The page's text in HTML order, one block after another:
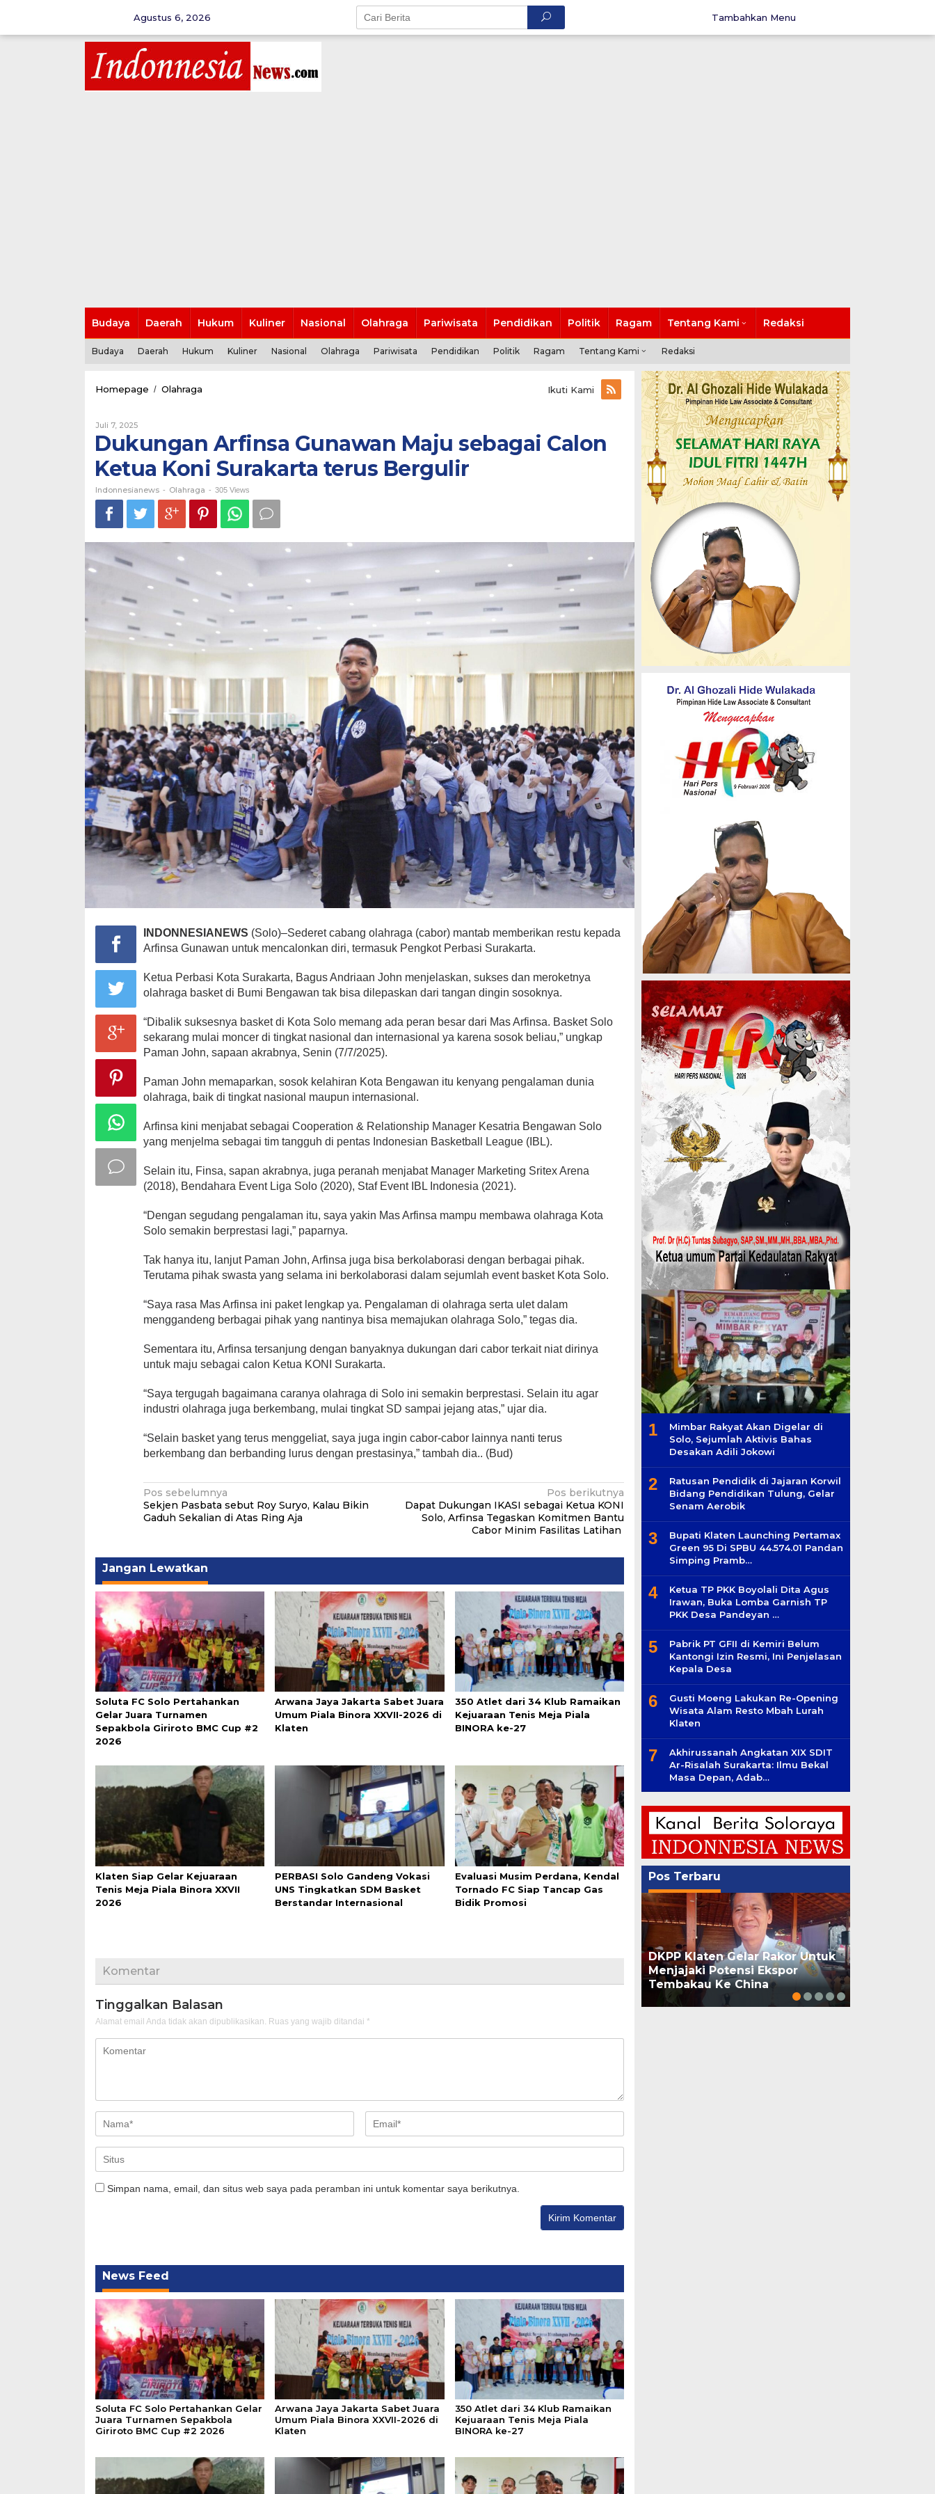
Agustus 6, 2026 Tambahkan Menu
Budaya Daerah Hukum Kuliner Nasional Olahraga Pariwisata Pendidikan Politik Ragam Tentang Kami Redaksi
Budaya Daerah Hukum Kuliner Nasional Olahraga Pariwisata Pendidikan Politik Ragam Tentang Kami Redaksi
Homepage / Olahraga
sebagai
Calon
Ketua
Koni
Surakarta
terus
Bergulir
Ikuti Kami
Juli 7, 2025Oleh
Dukungan Arfinsa Gunawan Maju sebagai Calon
Ketua Koni Surakarta terus Bergulir
Indonnesianews - Olahraga - 305 Views
INDONNESIANEWS (Solo)–Sederet cabang olahraga (cabor) mantab memberikan restu kepada
Arfinsa Gunawan untuk mencalonkan diri, termasuk Pengkot Perbasi Surakarta.
Ketua Perbasi Kota Surakarta, Bagus Andriaan John menjelaskan, sukses dan meroketnya
olahraga basket di Bumi Bengawan tak bisa dilepaskan dari tangan dingin sosoknya.
“Dibalik suksesnya basket di Kota Solo memang ada peran besar dari Mas Arfinsa. Basket Solo
sekarang mulai moncer di tingkat nasional dan internasional ya karena sosok beliau,” ungkap
Paman John, sapaan akrabnya, Senin (7/7/2025).
Paman John memaparkan, sosok kelahiran Kota Bengawan itu kenyang pengalaman dunia
olahraga, baik di tingkat nasional maupun internasional.
Arfinsa kini menjabat sebagai Cooperation & Relationship Manager Kesatria Bengawan Solo
yang menjelma sebagai tim tangguh di pentas Indonesian Basketball League (IBL).
Selain itu, Finsa, sapan akrabnya, juga peranah menjabat Manager Marketing Sritex Arena
(2018), Bendahara Event Liga Solo (2020), Staf Event IBL Indonesia (2021).
“Dengan segudang pengalaman itu, saya yakin Mas Arfinsa mampu membawa olahraga Kota
Solo semakin berprestasi lagi,” paparnya.
Tak hanya itu, lanjut Paman John, Arfinsa juga bisa berkolaborasi dengan berbagai pihak.
Terutama pihak swasta yang selama ini berkolaborasi dalam sejumlah event basket Kota Solo.
“Saya rasa Mas Arfinsa ini paket lengkap ya. Pengalaman di olahraga serta ulet dalam
menggandeng berbagai pihak yang nantinya bisa memajukan olahraga Solo,” tegas dia.
Sementara itu, Arfinsa tersanjung dengan banyaknya dukungan dari cabor terkait niat dirinya
untuk maju sebagai calon Ketua KONI Surakarta.
“Saya tergugah bagaimana caranya olahraga di Solo ini semakin berprestasi. Selain itu agar
industri olahraga juga berkembang, mulai tingkat SD sampai jejang atas,” ujar dia.
“Selain basket yang terus menggeliat, saya juga ingin cabor-cabor lainnya nanti terus
berkembang dan berbanding lurus dengan prestasinya,” tambah dia.. (Bud)
Navigasi
pos
Pos sebelumnya
Sekjen Pasbata sebut Roy Suryo, Kalau Bikin
Gaduh Sekalian di Atas Ring Aja
Pos berikutnya
Dapat Dukungan IKASI sebagai Ketua KONI
Solo, Arfinsa Tegaskan Komitmen Bantu
Cabor Minim Fasilitas Latihan
Jangan Lewatkan
Soluta FC Solo Pertahankan
Gelar Juara Turnamen
Sepakbola Giriroto BMC Cup #2
2026
Arwana Jaya Jakarta Sabet Juara
Umum Piala Binora XXVII-2026 di
Klaten
350 Atlet dari 34 Klub Ramaikan
Kejuaraan Tenis Meja Piala
BINORA ke-27
Klaten Siap Gelar Kejuaraan
Tenis Meja Piala Binora XXVII
2026
PERBASI Solo Gandeng Vokasi
UNS Tingkatkan SDM Basket
Berstandar Internasional
Evaluasi Musim Perdana, Kendal
Tornado FC Siap Tancap Gas
Bidik Promosi
Komentar
Tinggalkan Balasan
Alamat email Anda tidak akan dipublikasikan. Ruas yang wajib ditandai *
Simpan nama, email, dan situs web saya pada peramban ini untuk komentar saya berikutnya.
News Feed
Soluta FC Solo Pertahankan Gelar
Juara Turnamen Sepakbola
Giriroto BMC Cup #2 2026
Arwana Jaya Jakarta Sabet Juara
Umum Piala Binora XXVII-2026 di
Klaten
350 Atlet dari 34 Klub Ramaikan
Kejuaraan Tenis Meja Piala
BINORA ke-27
1
Mimbar Rakyat Akan Digelar di
Solo, Sejumlah Aktivis Bahas
Desakan Adili Jokowi
2
Ratusan Pendidik di Jajaran Korwil
Bidang Pendidikan Tulung, Gelar
Senam Aerobik
3
Bupati Klaten Launching Pertamax
Green 95 Di SPBU 44.574.01 Pandan
Simping Pramb…
4
Ketua TP PKK Boyolali Dita Agus
Irawan, Buka Lomba Garnish TP
PKK Desa Pandeyan …
5
Pabrik PT GFII di Kemiri Belum
Kantongi Izin Resmi, Ini Penjelasan
Kepala Desa
6
Gusti Moeng Lakukan Re-Opening
Wisata Alam Resto Mbah Lurah
Klaten
7
Akhirussanah Angkatan XIX SDIT
Ar-Risalah Surakarta: Ilmu Bekal
Masa Depan, Adab…
Pos Terbaru
DKPP Klaten Gelar Rakor Untuk
Menjajaki Potensi Ekspor
Tembakau Ke China